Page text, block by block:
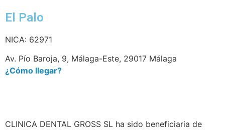
El Palo
NICA: 62971
Av. Pío Baroja, 9, Málaga-Este, 29017 Málaga
¿Cómo llegar?
CLINICA DENTAL GROSS SL ha sido beneficiaria de